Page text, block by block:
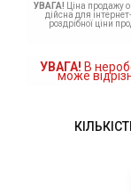
УВАГА! Ціна продажу
дійсна для
роздрібної ціни
УВАГА! В
може